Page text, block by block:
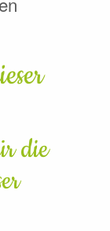
die